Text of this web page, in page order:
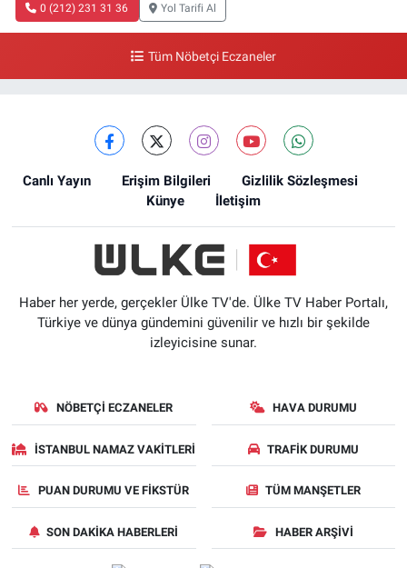
0 (212) 231 31 36 Yol Tarifi Al
Tüm Nöbetçi Eczaneler
Canlı Yayın Erişim Bilgileri
Gizlilik Sözleşmesi
Künye
İletişim
Haber her yerde, gerçekler Ülke TV'de. Ülke TV Haber Portalı,
Türkiye ve dünya gündemini güvenilir ve hızlı bir şekilde
izleyicisine sunar.
NÖBETÇI ECZANELER HAVA DURUMU
İSTANBUL NAMAZ VAKITLERI TRAFIK DURUMU
PUAN DURUMU VE FIKSTÜR TÜM MANŞETLER
SON DAKIKA HABERLERI HABER ARŞIVI